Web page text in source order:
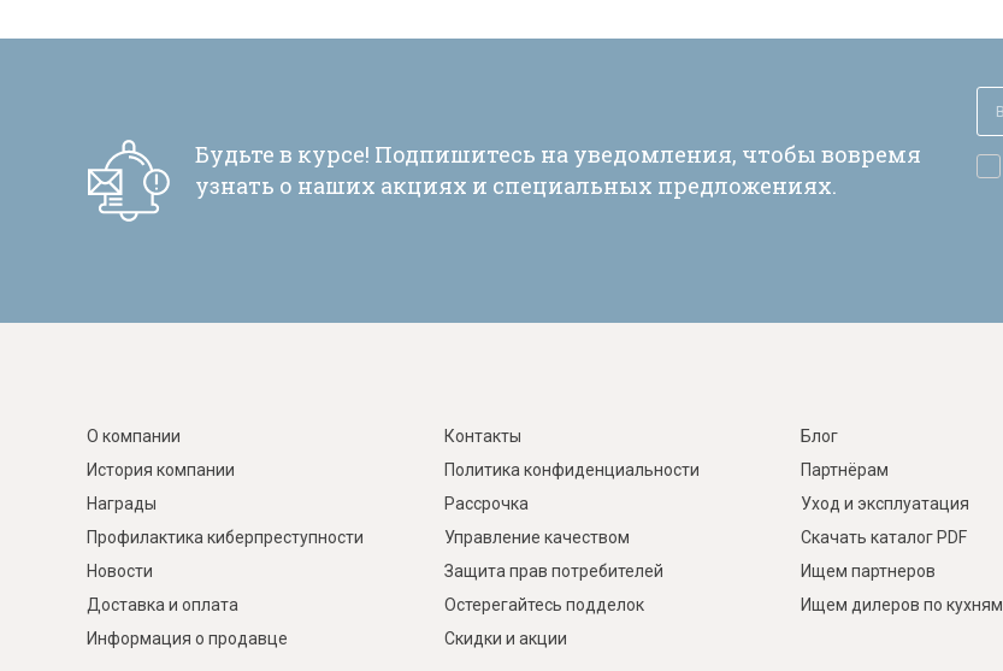
Будьте в курсе! Подпишитесь на уведомления, чтобы вовремя
узнать о наших акциях и специальных предложениях.
О компании
История компании
Награды
Профилактика киберпреступности
Новости
Доставка и оплата
Информация о продавце
Контакты
Политика конфиденциальности
Рассрочка
Управление качеством
Защита прав потребителей
Остерегайтесь подделок
Скидки и акции
Блог
Партнёрам
Уход и эксплуатация
Скачать каталог PDF
Ищем партнеров
Ищем дилеров по кухням